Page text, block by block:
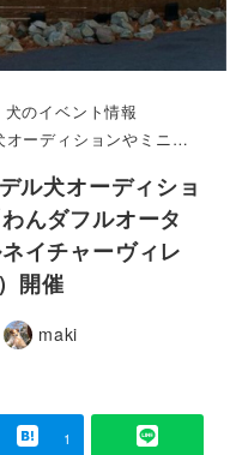
犬のイベント情報
」（わんダフルネイチャーヴィレッジ）10/23（土）24（日）開催
ル犬オーディショ
んダフルオータ
イチャーヴィレ
開催
著
maki
1